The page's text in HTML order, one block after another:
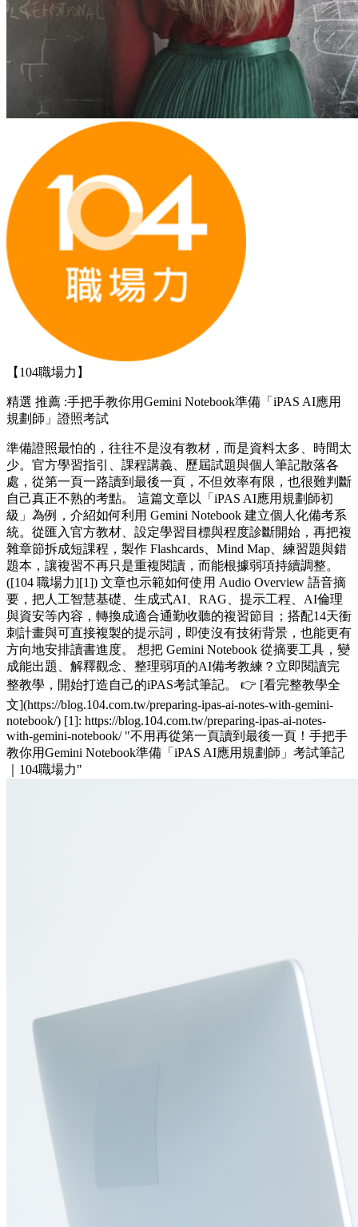
【104職場力】
精選 推薦 :手把手教你用Gemini Notebook準備「iPAS AI應用
規劃師」證照考試
準備證照最怕的，往往不是沒有教材，而是資料太多、時間太
少。官方學習指引、課程講義、歷屆試題與個人筆記散落各
處，從第一頁一路讀到最後一頁，不但效率有限，也很難判斷
自己真正不熟的考點。 這篇文章以「iPAS AI應用規劃師初
級」為例，介紹如何利用 Gemini Notebook 建立個人化備考系
統。從匯入官方教材、設定學習目標與程度診斷開始，再把複
雜章節拆成短課程，製作 Flashcards、Mind Map、練習題與錯
題本，讓複習不再只是重複閱讀，而能根據弱項持續調整。
([104 職場力][1]) 文章也示範如何使用 Audio Overview 語音摘
要，把人工智慧基礎、生成式AI、RAG、提示工程、AI倫理
與資安等內容，轉換成適合通勤收聽的複習節目；搭配14天衝
刺計畫與可直接複製的提示詞，即使沒有技術背景，也能更有
方向地安排讀書進度。 想把 Gemini Notebook 從摘要工具，變
成能出題、解釋觀念、整理弱項的AI備考教練？立即閱讀完
整教學，開始打造自己的iPAS考試筆記。 👉 [看完整教學全
文](https://blog.104.com.tw/preparing-ipas-ai-notes-with-gemini-
notebook/) [1]: https://blog.104.com.tw/preparing-ipas-ai-notes-
with-gemini-notebook/ "不用再從第一頁讀到最後一頁！手把手
教你用Gemini Notebook準備「iPAS AI應用規劃師」考試筆記
｜104職場力"